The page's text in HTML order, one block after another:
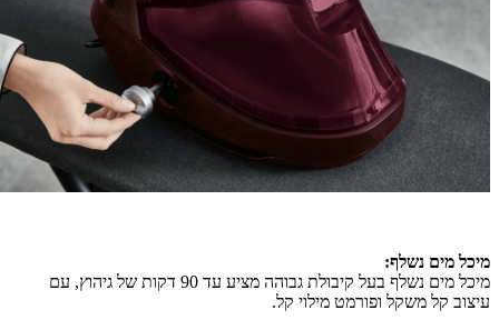
מיכל מים נשלף:
מיכל מים נשלף בעל קיבולת גבוהה מציע עד 90 דקות של גיהוץ, עם
עיצוב קל משקל ופורמט מילוי קל.